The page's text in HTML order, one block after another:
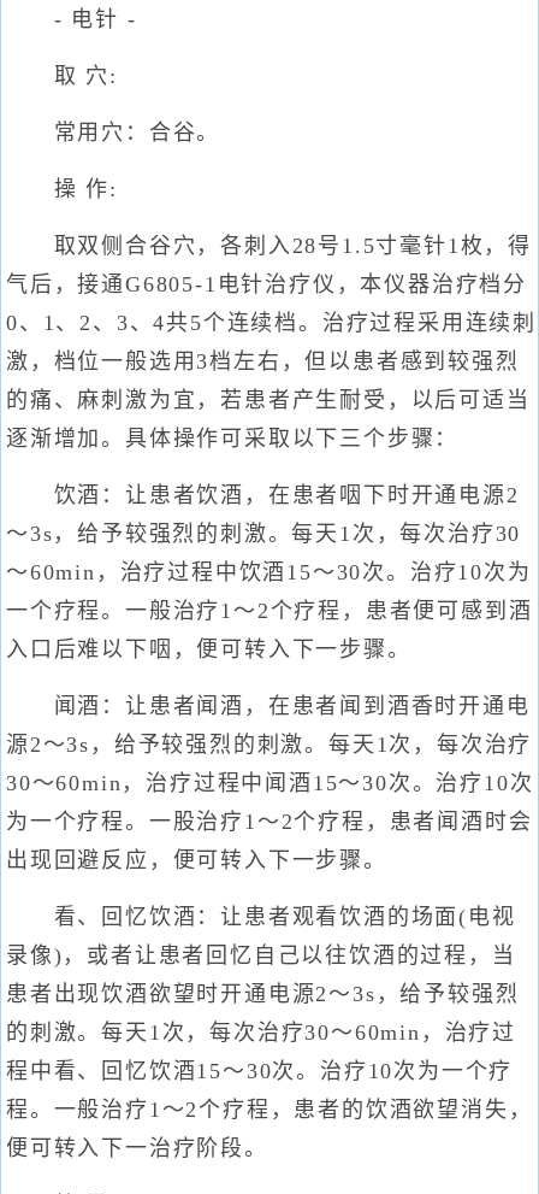
- 电针 -
取 穴:
常用穴：合谷。
操 作:
取双侧合谷穴，各刺入28号1.5寸毫针1枚，得
气后，接通G6805-1电针治疗仪，本仪器治疗档分
0、1、2、3、4共5个连续档。治疗过程采用连续刺
激，档位一般选用3档左右，但以患者感到较强烈
的痛、麻刺激为宜，若患者产生耐受，以后可适当
逐渐增加。具体操作可采取以下三个步骤：
饮酒：让患者饮酒，在患者咽下时开通电源2
～3s，给予较强烈的刺激。每天1次，每次治疗30
～60min，治疗过程中饮酒15～30次。治疗10次为
一个疗程。一般治疗1～2个疗程，患者便可感到酒
入口后难以下咽，便可转入下一步骤。
闻酒：让患者闻酒，在患者闻到酒香时开通电
源2～3s，给予较强烈的刺激。每天1次，每次治疗
30～60min，治疗过程中闻酒15～30次。治疗10次
为一个疗程。一股治疗1～2个疗程，患者闻酒时会
出现回避反应，便可转入下一步骤。
看、回忆饮酒：让患者观看饮酒的场面(电视
录像)，或者让患者回忆自己以往饮酒的过程，当
患者出现饮酒欲望时开通电源2～3s，给予较强烈
的刺激。每天1次，每次治疗30～60min，治疗过
程中看、回忆饮酒15～30次。治疗10次为一个疗
程。一般治疗1～2个疗程，患者的饮酒欲望消失，
便可转入下一治疗阶段。